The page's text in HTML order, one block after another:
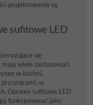
projektowania są
sufitowe LED
się
mają wiele zastosowań:
w kuchni,
w
Oprawy sufitowe LED
funkcjonować jako